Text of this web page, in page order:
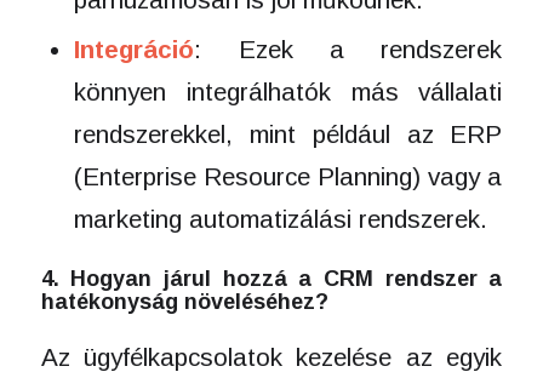
Integráció: Ezek a rendszerek
könnyen integrálhatók más vállalati
rendszerekkel, mint például az ERP
(Enterprise Resource Planning) vagy a
marketing automatizálási rendszerek.
4. Hogyan járul hozzá a CRM rendszer a
hatékonyság növeléséhez?
Az ügyfélkapcsolatok kezelése az egyik